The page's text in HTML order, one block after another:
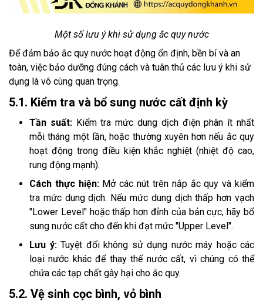
Một số lưu ý khi sử dụng ắc quy nước
Để đảm bảo ắc quy nước hoạt động ổn định, bền bỉ và an
toàn, việc bảo dưỡng đúng cách và tuân thủ các lưu ý khi sử
dụng là vô cùng quan trọng.
5.1. Kiểm tra và bổ sung nước cất định kỳ
Tần suất: Kiểm tra mức dung dịch điện phân ít nhất
mỗi tháng một lần, hoặc thường xuyên hơn nếu ắc quy
hoạt động trong điều kiện khắc nghiệt (nhiệt độ cao,
rung động mạnh).
Cách thực hiện: Mở các nút trên nắp ắc quy và kiểm
tra mức dung dịch. Nếu mức dung dịch thấp hơn vạch
"Lower Level" hoặc thấp hơn đỉnh của bản cực, hãy bổ
sung nước cất cho đến khi đạt mức "Upper Level".
Lưu ý:Tuyệt đối không sử dụng nước máy hoặc các
loại nước khác để thay thế nước cất, vì chúng có thể
chứa các tạp chất gây hại cho ắc quy.
5.2. Vệ sinh cọc bình, vỏ bình